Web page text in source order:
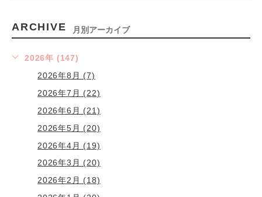
ARCHIVE 月別アーカイブ
2026年 (147)
2026年8月 (7)
2026年7月 (22)
2026年6月 (21)
2026年5月 (20)
2026年4月 (19)
2026年3月 (20)
2026年2月 (18)